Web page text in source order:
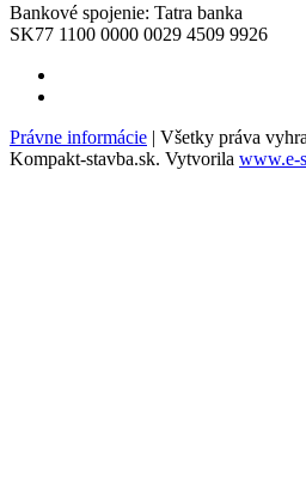
Bankové spojenie: Tatra banka
SK77 1100 0000 0029 4509 9926
Právne informácie | Všetky práva
Kompakt-stavba.sk. Vytvorila www.e-